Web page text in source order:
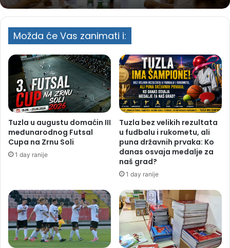
Možda će Vas zanimati i:
Tuzla u augustu domaćin III
međunarodnog Futsal
Cupa na Zrnu Soli
1 day ranije
Tuzla bez velikih rezultata
u fudbalu i rukometu, ali
puna državnih prvaka: Ko
danas osvaja medalje za
naš grad?
1 day ranije